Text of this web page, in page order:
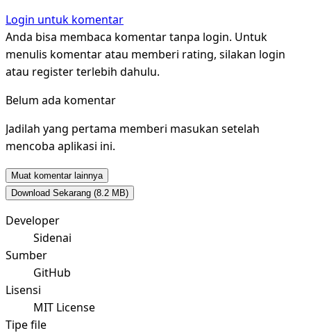
Login untuk komentar
Anda bisa membaca komentar tanpa login. Untuk
menulis komentar atau memberi rating, silakan login
atau register terlebih dahulu.
Belum ada komentar
Jadilah yang pertama memberi masukan setelah
mencoba aplikasi ini.
Muat komentar lainnya
Download Sekarang (8.2 MB)
Developer
Sidenai
Sumber
GitHub
Lisensi
MIT License
Tipe file